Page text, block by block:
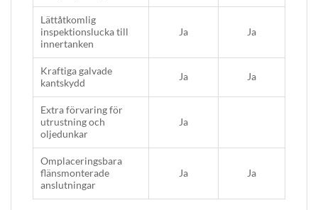
Lättåtkomlig
inspektionslucka till
innertanken
Ja Ja
Kraftiga galvade
kantskydd
Ja Ja
Extra förvaring för
utrustning och
oljedunkar
Ja
Omplaceringsbara
flänsmonterade
anslutningar
Ja Ja